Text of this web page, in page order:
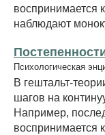
воспринимается
наблюдают
Психологическая
В гештальт-
шагов на
Например,
воспринимается